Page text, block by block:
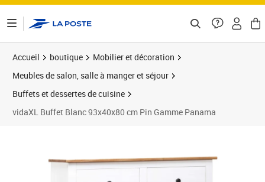
Accueil boutique
Mobilier et décoration
Meubles de salon, salle à manger et séjour
Buffets et dessertes de cuisine
vidaXL Buffet Blanc 93x40x80 cm Pin Gamme Panama